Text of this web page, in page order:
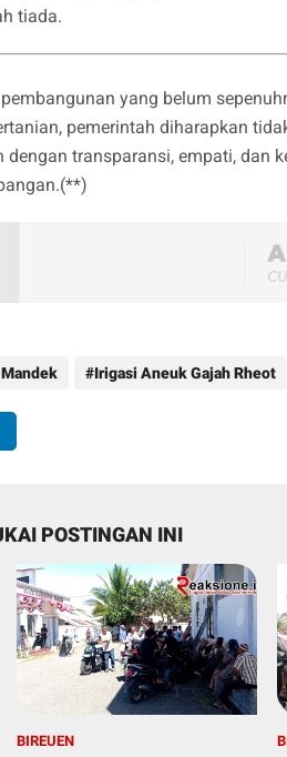
tiada.
yang belum
pemerintah diharapkan
transparansi, empati, dan
Irigasi Aneuk Gajah Rheot
POSTINGAN INI
BIREUEN